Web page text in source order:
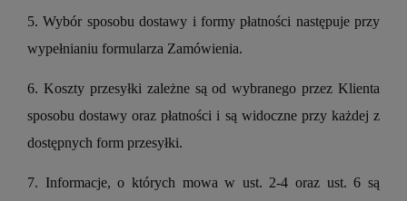
5. Wybór sposobu dostawy i formy płatności następuje przy
wypełnianiu formularza Zamówienia.
6. Koszty przesyłki zależne są od wybranego przez Klienta
sposobu dostawy oraz płatności i są widoczne przy każdej z
dostępnych form przesyłki.
7. Informacje, o których mowa w ust. 2-4 oraz ust. 6 są